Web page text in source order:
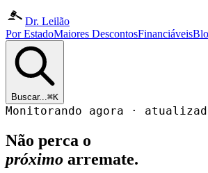
Dr. Leilão
Por EstadoMaiores DescontosFinanciáveis
Buscar...⌘K
Monitorando agora ·
Não perca o
próximo arremate.